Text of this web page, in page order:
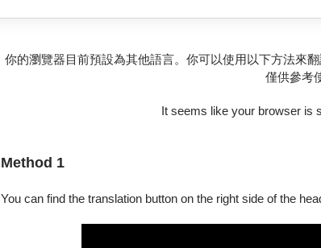
你的瀏覽器目前預設為其他語言。你可以使用以下方法來
僅供參考
It seems like your browser is
Method 1
You can find the translation button on the right side of the